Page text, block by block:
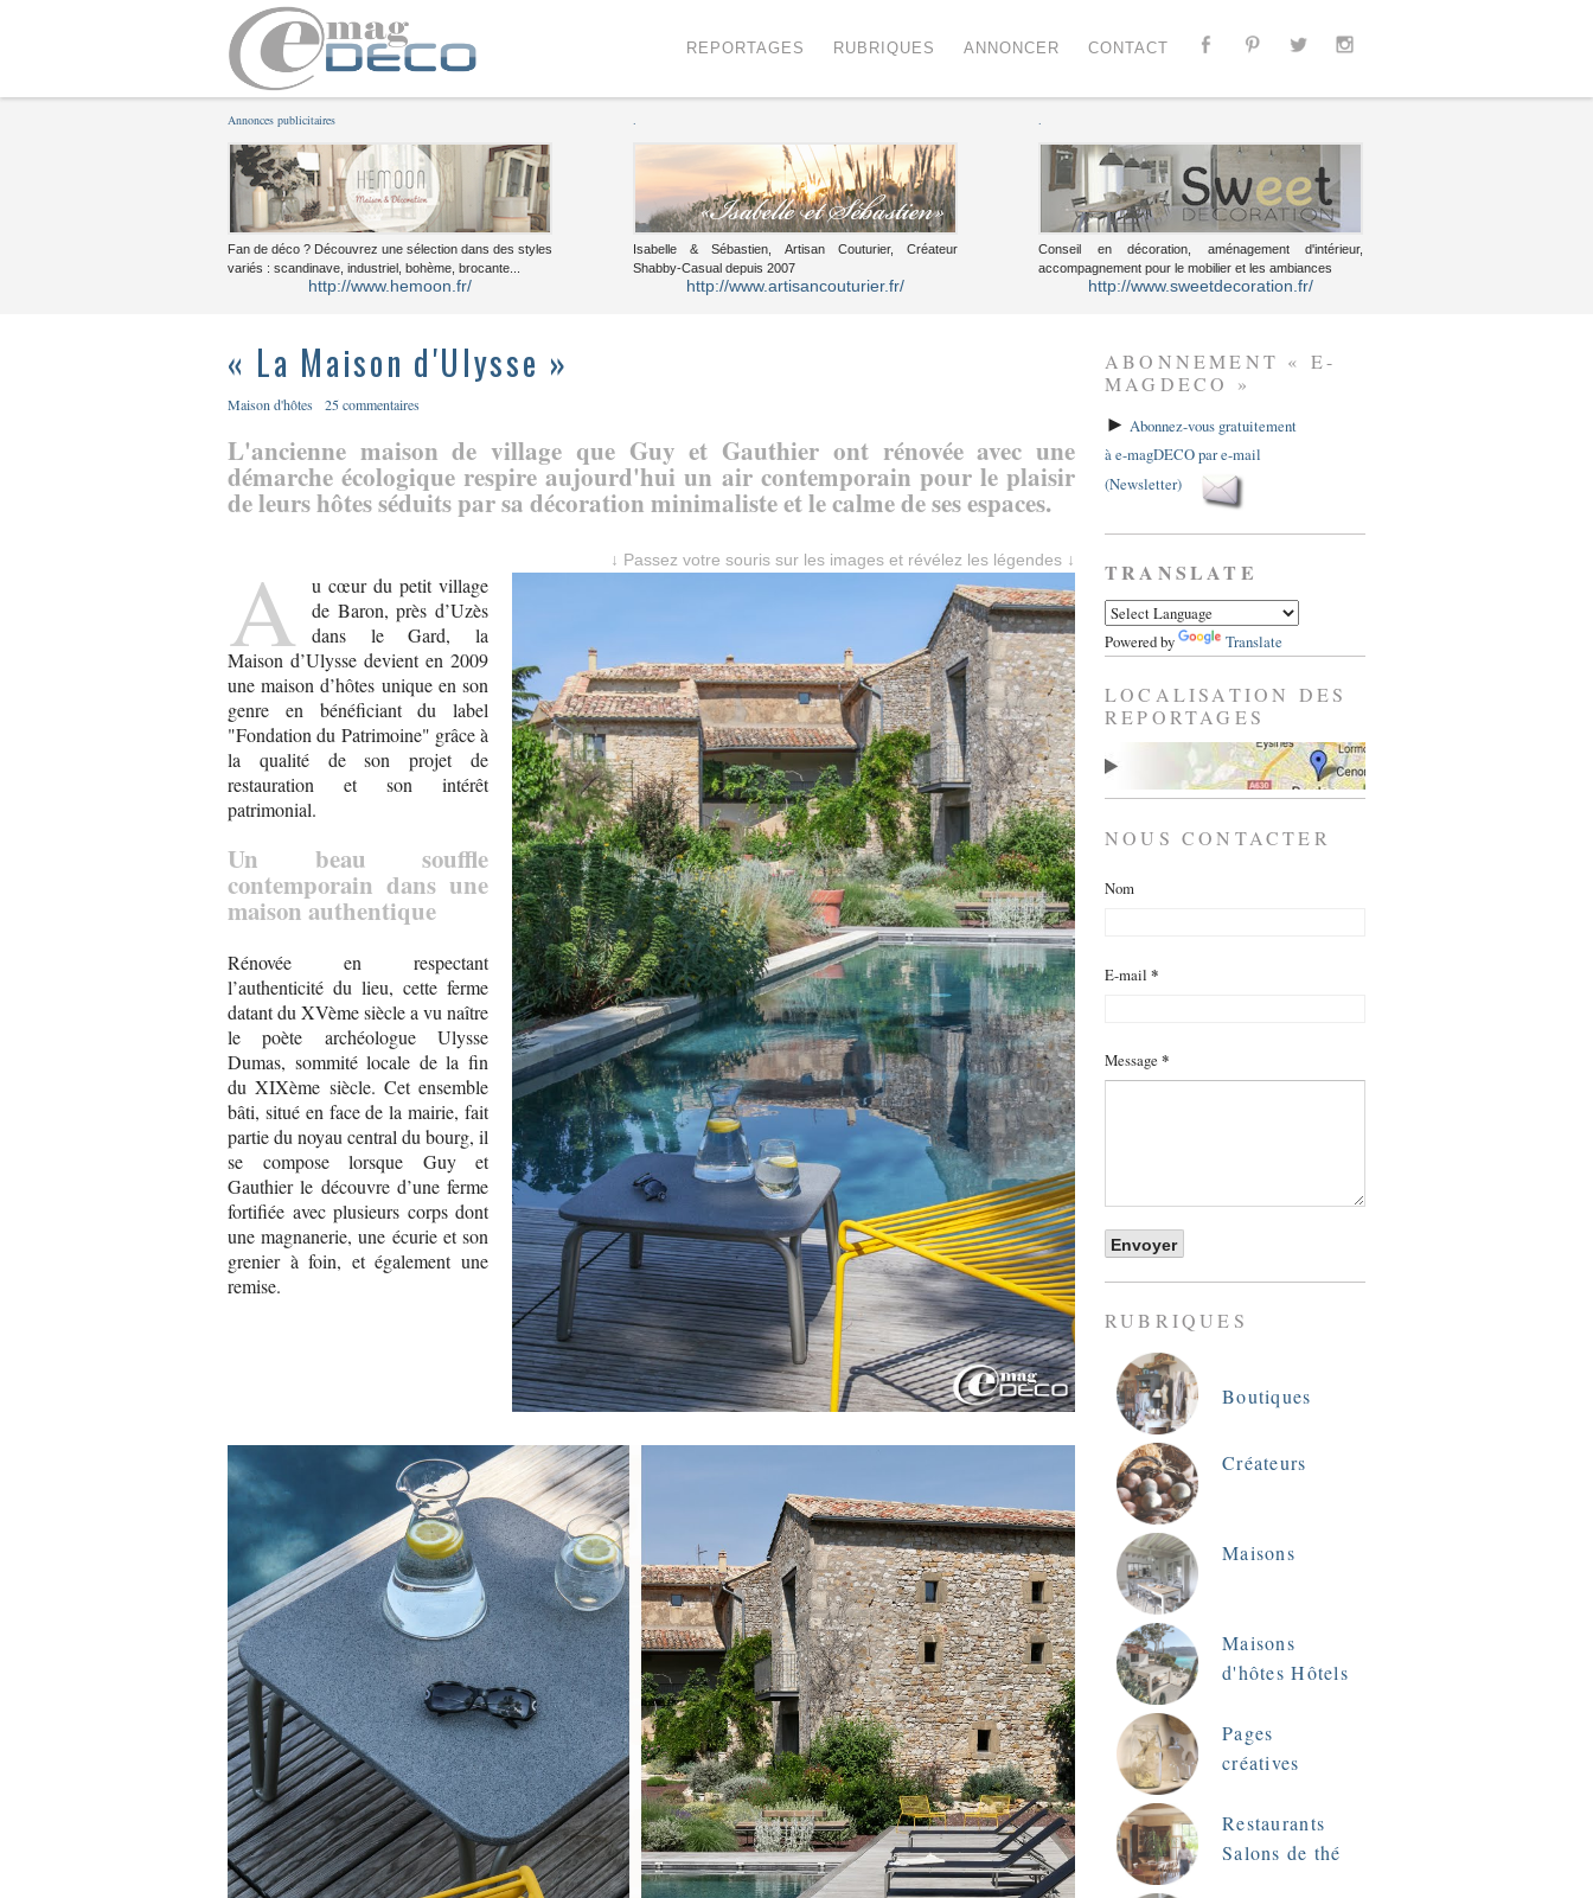
REPORTAGES RUBRIQUES ANNONCER CONTACT
Annonces publicitaires
Fan de déco ? Découvrez une sélection dans des styles
variés : scandinave, industriel, bohème, brocante...
http://www.hemoon.fr/
Isabelle & Sébastien, Artisan Couturier, Créateur
Shabby-Casual depuis 2007
http://www.artisancouturier.fr/
Conseil en décoration, aménagement d'intérieur,
accompagnement pour le mobilier et les ambiances
http://www.sweetdecoration.fr/
« La Maison d'Ulysse »
Maison d'hôtes 25 commentaires
L'ancienne maison de village que Guy et Gauthier ont rénovée avec une
démarche écologique respire aujourd'hui un air contemporain pour le plaisir
de leurs hôtes séduits par sa décoration minimaliste et le calme de ses espaces.
↓ Passez votre souris sur les images et révélez les légendes ↓
A
u cœur du petit village
de Baron, près d’Uzès
dans le Gard, la
Maison d’Ulysse devient en 2009
une maison d’hôtes unique en son
genre en bénéficiant du label
"Fondation du Patrimoine" grâce à
la qualité de son projet de
restauration et son intérêt
patrimonial.
Un beau souffle
contemporain dans une
maison authentique
Rénovée en respectant
l’authenticité du lieu, cette ferme
datant du XVème siècle a vu naître
le poète archéologue Ulysse
Dumas, sommité locale de la fin
du XIXème siècle. Cet ensemble
bâti, situé en face de la mairie, fait
partie du noyau central du bourg, il
se compose lorsque Guy et
Gauthier le découvre d’une ferme
fortifiée avec plusieurs corps dont
une magnanerie, une écurie et son
grenier à foin, et également une
remise.
ABONNEMENT « E-
MAGDECO »
► Abonnez-vous gratuitement
à e-magDECO par e-mail
(Newsletter)
TRANSLATE
Powered by Translate
LOCALISATION DES
REPORTAGES
NOUS CONTACTER
Nom
E-mail *
Message *
RUBRIQUES
Boutiques
Créateurs
Maisons
Maisons
d'hôtes Hôtels
Pages
créatives
Restaurants
Salons de thé